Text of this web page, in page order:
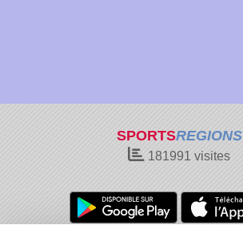
SPORTSREGIONS
181991 visites